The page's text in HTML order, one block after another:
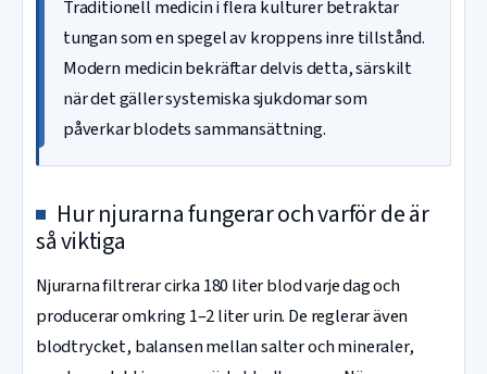
Traditionell medicin i flera kulturer betraktar
tungan som en spegel av kroppens inre tillstånd.
Modern medicin bekräftar delvis detta, särskilt
när det gäller systemiska sjukdomar som
påverkar blodets sammansättning.
Hur njurarna fungerar och varför de är
så viktiga
Njurarna filtrerar cirka 180 liter blod varje dag och
producerar omkring 1–2 liter urin. De reglerar även
blodtrycket, balansen mellan salter och mineraler,